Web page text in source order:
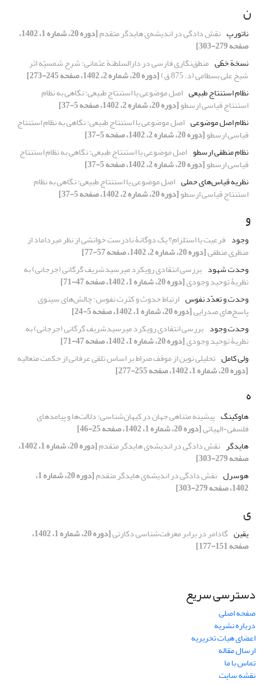
ن
ناتورپ نقش دادگی در اندیشه‌ی هایدگر متقدم [دوره 20، شماره 1، 1402،
صفحه 279-303]
نسخة خطّی منطق‌نگاری فارسی در دارالسلطنة عثمانی: شرح شمسیّه اثر
شیخ علی بسطامی (د. 875 ق)
[دوره 20، شماره 2، 1402، صفحه 245-273]
نظام استنتاج طبیعی اصل موضوعی یا استنتاج طبیعی: نگاهی به نظام
استنتاج قیاسی ارسطو[دوره 20، شماره 2، 1402، صفحه 5-37]
نظام اصل موضوعی اصل موضوعی یا استنتاج طبیعی: نگاهی به نظام استنتاج
قیاسی ارسطو[دوره 20، شماره 2، 1402، صفحه 5-37]
نظام منطقی ارسطو اصل موضوعی یا استنتاج طبیعی: نگاهی به نظام استنتاج
قیاسی ارسطو[دوره 20، شماره 2، 1402، صفحه 5-37]
نظریه قیاس‌های حملی اصل موضوعی یا استنتاج طبیعی: نگاهی به نظام
استنتاج قیاسی ارسطو[دوره 20، شماره 2، 1402، صفحه 5-37]
و
وجود فرعیت یا استلزام؟ یک دوگانۀ نادرست خوانشی از نظر میرداماد از
منظری منطقی[دوره 20، شماره 2، 1402، صفحه 57-77]
وحدت شهود بررسی انتقادی رویکرد میرسیدشریف گرگانی (جرجانی) به
نظریۀ توحید وجودی[دوره 20، شماره 1، 1402، صفحه 47-71]
وحدت و تعدّد نفوس ارتباط حدوث و کثرت نفوس؛ چالش‌های سینوی
پاسخ‌های صدرایی[دوره 20، شماره 1، 1402، صفحه 5-24]
وحدت وجود بررسی انتقادی رویکرد میرسیدشریف گرگانی (جرجانی) به
نظریۀ توحید وجودی[دوره 20، شماره 1، 1402، صفحه 47-71]
ولی کامل تحلیلی نوین از موقف صراط بر اساس تلقی عرفانی از حکمت متعالیه
[دوره 20، شماره 1، 1402، صفحه 255-277]
ه
هاوکینگ پیشینه متناهی جهان در کیهان‌شناسی؛ دلالت‌ها و پیامدهای
فلسفی-الهیاتی[دوره 20، شماره 1، 1402، صفحه 25-46]
هایدگر نقش دادگی در اندیشه‌ی هایدگر متقدم [دوره 20، شماره 1، 1402،
صفحه 279-303]
هوسرل نقش دادگی در اندیشه‌ی هایدگر متقدم [دوره 20، شماره 1،
1402، صفحه 279-303]
ی
یقین گادامر در برابر معرفت‌شناسی دکارتی [دوره 20، شماره 1، 1402،
صفحه 151-177]
دسترسی سریع
صفحه اصلی
درباره نشریه
اعضای هیات تحریریه
ارسال مقاله
تماس با ما
نقشه سایت